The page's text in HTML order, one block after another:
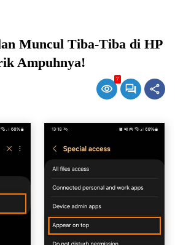
Muncul Tiba-Tiba di HP
Ampuhnya!
7